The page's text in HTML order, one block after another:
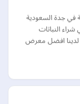
في جدة السعودية
النباتات
لدينا افضل معرض